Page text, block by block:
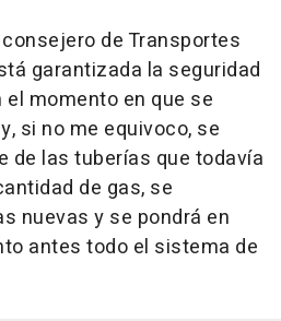
de Transportes
garantizada la seguridad
momento en que se
si no me equivoco, se
de las tuberías que todavía
de gas, se
nuevas y se pondrá en
antes todo el sistema de